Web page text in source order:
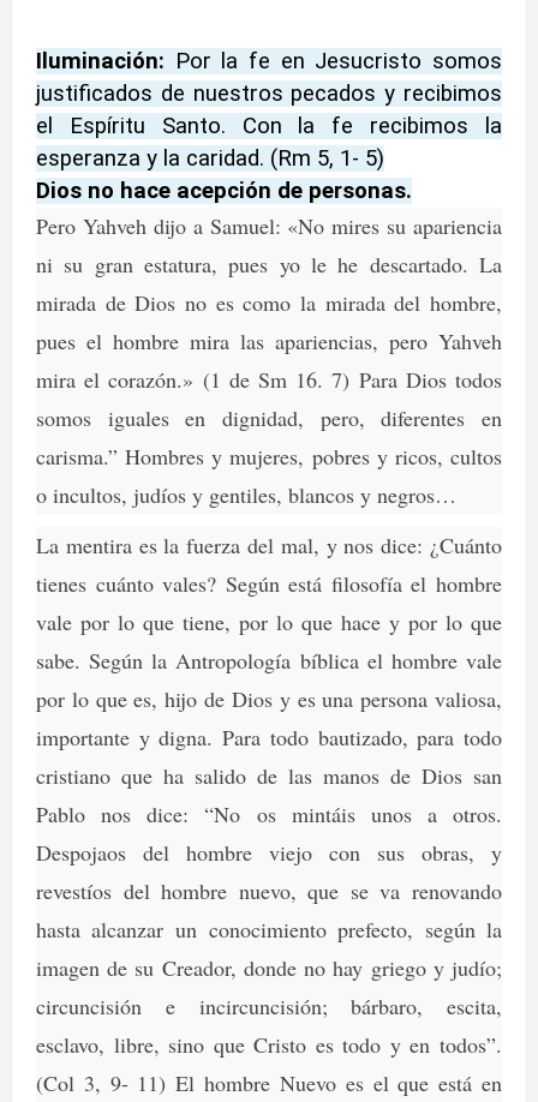
Iluminación: Por la fe en Jesucristo somos
justificados de nuestros pecados y recibimos
el Espíritu Santo. Con la fe recibimos la
esperanza y la caridad. (Rm 5, 1- 5)
Dios no hace acepción de personas.
Pero Yahveh dijo a Samuel: «No mires su apariencia
ni su gran estatura, pues yo le he descartado. La
mirada de Dios no es como la mirada del hombre,
pues el hombre mira las apariencias, pero Yahveh
mira el corazón.» (1 de Sm 16. 7) Para Dios todos
somos iguales en dignidad, pero, diferentes en
carisma.” Hombres y mujeres, pobres y ricos, cultos
o incultos, judíos y gentiles, blancos y negros…
La mentira es la fuerza del mal, y nos dice: ¿Cuánto
tienes cuánto vales? Según está filosofía el hombre
vale por lo que tiene, por lo que hace y por lo que
sabe. Según la Antropología bíblica el hombre vale
por lo que es, hijo de Dios y es una persona valiosa,
importante y digna. Para todo bautizado, para todo
cristiano que ha salido de las manos de Dios san
Pablo nos dice: “No os mintáis unos a otros.
Despojaos del hombre viejo con sus obras, y
revestíos del hombre nuevo, que se va renovando
hasta alcanzar un conocimiento prefecto, según la
imagen de su Creador, donde no hay griego y judío;
circuncisión e incircuncisión; bárbaro, escita,
esclavo, libre, sino que Cristo es todo y en todos”.
(Col 3, 9- 11) El hombre Nuevo es el que está en